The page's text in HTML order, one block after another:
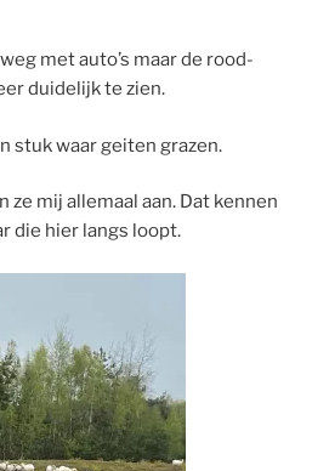
met auto’s maar de rood-
duidelijk te zien.
stuk waar geiten grazen.
ze mij allemaal aan. Dat kennen
die hier langs loopt.